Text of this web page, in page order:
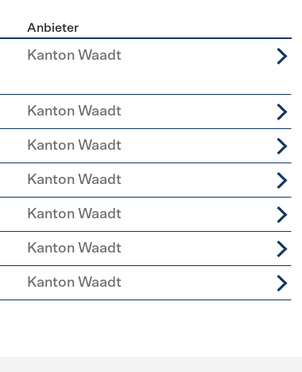
Anbieter
Kanton Waadt
Kanton Waadt
Kanton Waadt
Kanton Waadt
Kanton Waadt
Kanton Waadt
Kanton Waadt